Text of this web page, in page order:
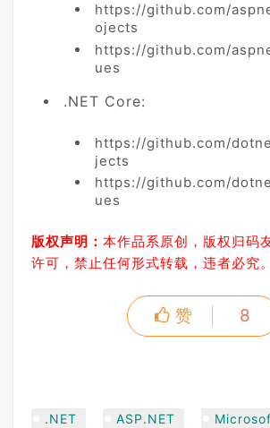
https://github.com/
ojects
https://github.com/
ues
.NET Core:
https://github.com/
jects
https://github.com/
ues
版权声明： 本作品系原创，版权归码
许可，禁止任何形式转载，违者必究。
赞 8
.NET ASP.NET